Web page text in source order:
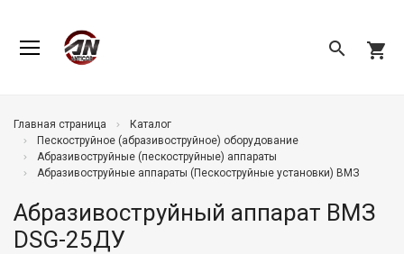
search shopping_cart
Главная страница
Каталог
Пескоструйное (абразивоструйное) оборудование
Абразивоструйные (пескоструйные) аппараты
Абразивоструйные аппараты (Пескоструйные установки) ВМЗ
Абразивоструйный аппарат ВМЗ
DSG-25ДУ